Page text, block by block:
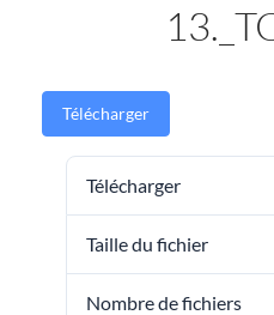
Télécharger
Télécharger
Taille du fichier
Nombre de fichiers